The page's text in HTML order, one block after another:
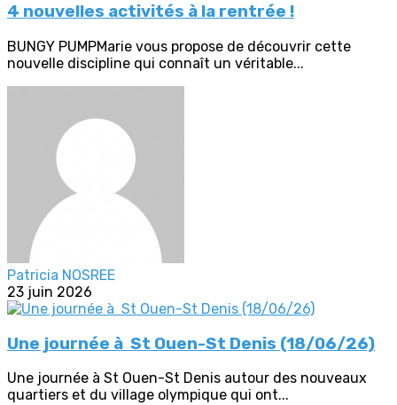
4 nouvelles activités à la rentrée !
BUNGY PUMPMarie vous propose de découvrir cette
nouvelle discipline qui connaît un véritable...
Patricia NOSREE
23 juin 2026
Une journée à St Ouen-St Denis (18/06/26)
Une journée à St Ouen-St Denis autour des nouveaux
quartiers et du village olympique qui ont...